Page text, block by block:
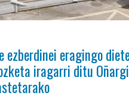
ezberdinei eragingo
iragarri ditu